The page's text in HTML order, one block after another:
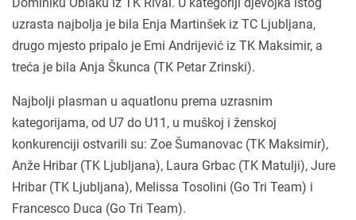
uzrasta najbolja je bila Enja Martinšek iz TC Ljubljana,
drugo mjesto pripalo je Emi Andrijević iz TK Maksimir, a
treća je bila Anja Škunca (TK Petar Zrinski).
Najbolji plasman u aquatlonu prema uzrasnim
kategorijama, od U7 do U11, u muškoj i ženskoj
konkurenciji ostvarili su: Zoe Šumanovac (TK Maksimir),
Anže Hribar (TK Ljubljana), Laura Grbac (TK Matulji), Jure
Hribar (TK Ljubljana), Melissa Tosolini (Go Tri Team) i
Francesco Duca (Go Tri Team).